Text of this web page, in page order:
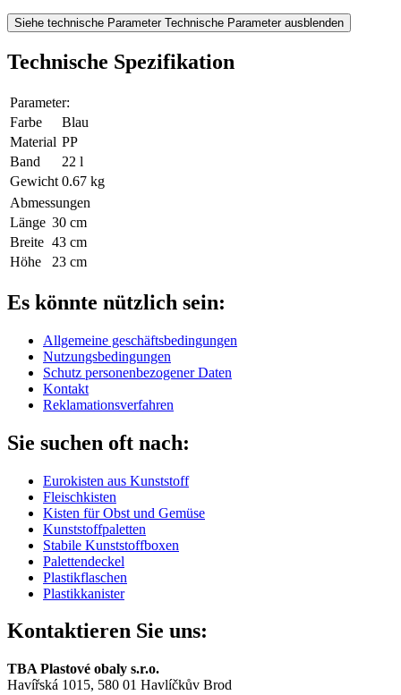
Siehe technische Parameter Technische Parameter ausblenden
Technische Spezifikation
Parameter:
Farbe
Blau
Material PP
Band
22 l
Gewicht 0.67 kg
Abmessungen
Länge 30 cm
Breite 43 cm
Höhe
23 cm
Es könnte nützlich sein:
Allgemeine geschäftsbedingungen
Nutzungsbedingungen
Schutz personenbezogener Daten
Kontakt
Reklamationsverfahren
Sie suchen oft nach:
Eurokisten aus Kunststoff
Fleischkisten
Kisten für Obst und Gemüse
Kunststoffpaletten
Stabile Kunststoffboxen
Palettendeckel
Plastikflaschen
Plastikkanister
Kontaktieren Sie uns:
TBA Plastové obaly s.r.o.
Havířská 1015, 580 01 Havlíčkův Brod